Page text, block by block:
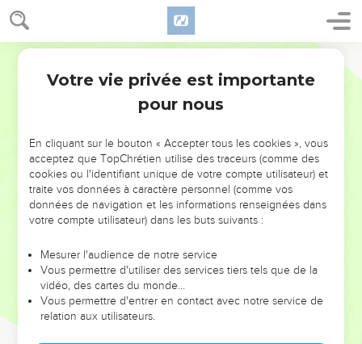
NE MANQUEZ PAS L’ÉVÉNEMENT
DE L’ANNÉE !
ET SI LEURS ERREURS POUVAIENT VOUS ÉVITER LES
VOTRES ?
leur foi ou leur vision. Mais on voit moins les doutes, les erreurs
et les saisons difficiles qu'ils ont traversés, alors même que ce
sont elles qui les ont façonnés.
Dans cette conférence, leaders, entrepreneurs, et responsables
Votre vie privée est importante
pour nous
En cliquant sur le bouton « Accepter tous les cookies », vous
acceptez que TopChrétien utilise des traceurs (comme des
cookies ou l'identifiant unique de votre compte utilisateur) et
traite vos données à caractère personnel (comme vos
données de navigation et les informations renseignées dans
votre compte utilisateur) dans les buts suivants :
Mesurer l'audience de notre service
Vous permettre d'utiliser des services tiers tels que de la
vidéo, des cartes du monde…
Vous permettre d'entrer en contact avec notre service de
relation aux utilisateurs.